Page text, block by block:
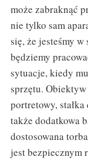
może zabraknąć
nie tylko sam
się, że jesteśmy
będziemy
sytuacje, kiedy
sprzętu.
portretowy,
także dodatkowa
dostosowana
jest bezpiecznym